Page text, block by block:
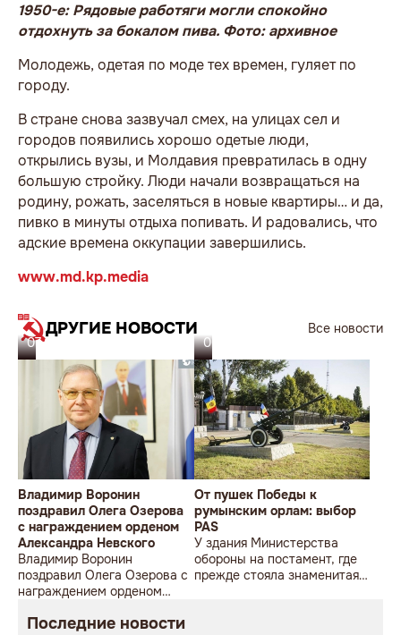
1950-е: Рядовые работяги могли спокойно
отдохнуть за бокалом пива. Фото: архивное
Молодежь, одетая по моде тех времен, гуляет по
городу.
В стране снова зазвучал смех, на улицах сел и
городов появились хорошо одетые люди,
открылись вузы, и Молдавия превратилась в одну
большую стройку. Люди начали возвращаться на
родину, рожать, заселяться в новые квартиры… и да,
пивко в минуты отдыха попивать. И радовались, что
адские времена оккупации завершились.
www.md.kp.media
ДРУГИЕ НОВОСТИ
Все новости
07.08.26
Владимир Воронин
поздравил Олега Озерова
с награждением орденом
Александра Невского
Владимир Воронин
поздравил Олега Озерова с
награждением орденом
06.08.26
От пушек Победы к
румынским орлам: выбор
PAS
У здания Министерства
обороны на постамент, где
прежде стояла знаменитая
Последние новости